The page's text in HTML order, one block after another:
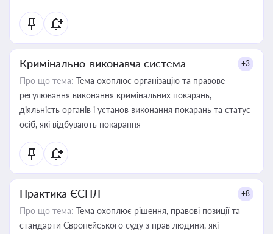
Кримінально-виконавча система +3
Про що тема: Тема охоплює організацію та правове
регулювання виконання кримінальних покарань,
діяльність органів і установ виконання покарань та статус
осіб, які відбувають покарання
Практика ЄСПЛ +8
Про що тема: Тема охоплює рішення, правові позиції та
стандарти Європейського суду з прав людини, які